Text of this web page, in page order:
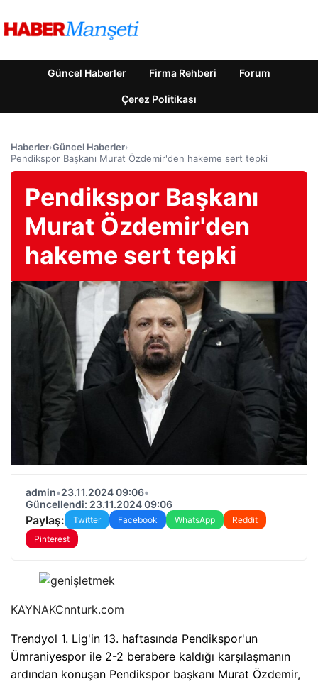
Güncel Haberler Firma Rehberi Forum
Çerez Politikası
Haberler›Güncel Haberler›
Pendikspor Başkanı Murat Özdemir'den hakeme sert tepki
Pendikspor Başkanı
Murat Özdemir'den
hakeme sert tepki
admin•23.11.2024 09:06•
Güncellendi: 23.11.2024 09:06
Paylaş: Twitter Facebook WhatsApp
Reddit
Pinterest
KAYNAKCnnturk.com
Trendyol 1. Lig'in 13. haftasında Pendikspor'un
Ümraniyespor ile 2-2 berabere kaldığı karşılaşmanın
ardından konuşan Pendikspor başkanı Murat Özdemir,